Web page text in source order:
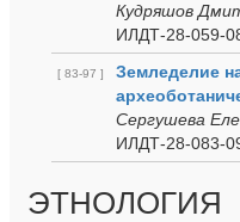
Кудряшов
ИЛДТ-28-059-
[ 83-97 ]
Земледелие
Сергушева
ИЛДТ-28-083-
ЭТНОЛОГИЯ